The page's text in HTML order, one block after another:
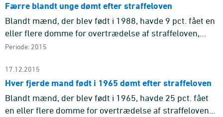
Færre blandt unge dømt efter straffeloven
Blandt mænd, der blev født i 1988, havde 9 pct. fået en
eller flere domme for overtrædelse af straffeloven,
inden de fyldte 18 år. Det er den højeste andel blandt
Periode: 2015
17.12.2015
Hver fjerde mand født i 1965 dømt efter straffeloven
Blandt mænd, der blev født i 1965, havde 25 pct. fået
en eller flere domme for overtrædelse af straffeloven